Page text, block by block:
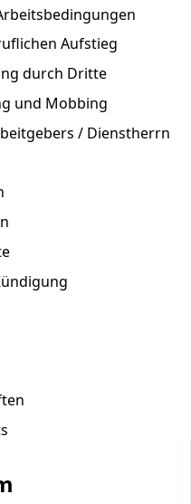
Aufstieg
durch Dritte
und Mobbing
/ Dienstherrn